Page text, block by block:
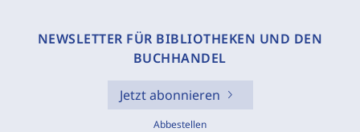
NEWSLETTER FÜR BIBLIOTHEKEN UND DEN
BUCHHANDEL
Jetzt abonnieren
Abbestellen